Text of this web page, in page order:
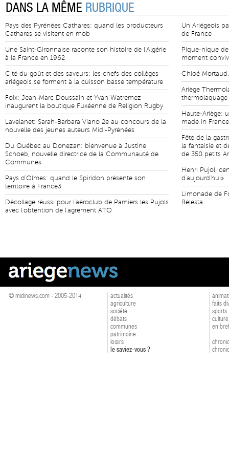
DANS LA MÊME RUBRIQUE
Pays des Pyrénées Cathares: quand les producteurs
Cathares se visitent en mob
Une Saint-Gironnaise raconte son histoire de l'Algérie
à la France en 1962
Cité du goût et des saveurs: les chefs des collèges
ariégeois se forment à la cuisson basse température
Foix: Jean-Marc Doussain et Yvan Watremez
inaugurent la boutique Fuxéenne de Religion Rugby
Lavelanet: Sarah-Barbara Viano 2e au concours de la
nouvelle des jeunes auteurs Midi-Pyrénées
Du Québec au Donezan: bienvenue à Justine
Schoeb, nouvelle directrice de la Communauté de
Communes
Pays d'Olmes: quand le Spiridon présente son
territoire à France3
Décollage réussi pour l'aéroclub de Pamiers les Pujols
avec l'obtention de l'agrément ATO
Un Ariégeois
de France
Pique-nique
moment
Chloé
Ariège
thermolaquage
Haute-Ariège:
made in France
Fête de la
la fantaisie et
de 350 petits
Henri Pujol,
d'aujourd'hui»
Limonade de
Bélesta
© midinews.com - 2005-2014
actualités
agriculture
société
débats
communes
patrimoine
loisirs
le saviez-vous ?
faits
sports
culture
en bref